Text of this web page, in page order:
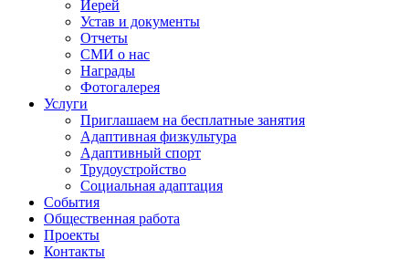
Иерей
Устав и документы
Отчеты
СМИ о нас
Награды
Фотогалерея
Услуги
Приглашаем на бесплатные занятия
Адаптивная физкультура
Адаптивный спорт
Трудоустройство
Социальная адаптация
События
Общественная работа
Проекты
Контакты